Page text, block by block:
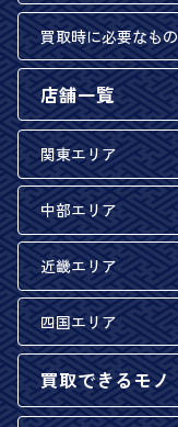
買取時に必要なもの
店舗一覧
関東エリア
中部エリア
近畿エリア
四国エリア
買取できるモノ